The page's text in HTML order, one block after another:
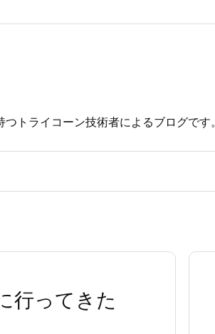
トライコーン技術者によるブログです。
行ってきた